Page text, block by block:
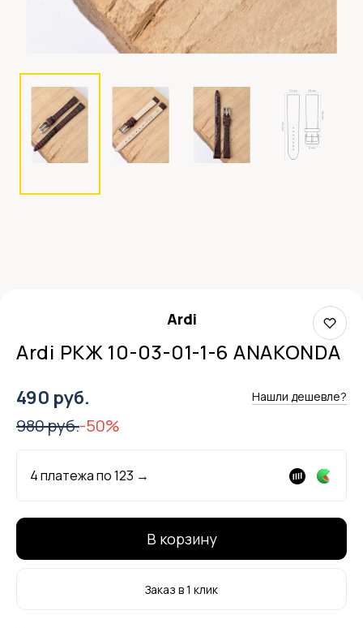
Ardi
Ardi РКЖ 10-03-01-1-6 ANAKONDA
490 руб. Нашли дешевле?
980 руб.-50%
4 платежа по123 →
В корзину
Заказ в 1 клик